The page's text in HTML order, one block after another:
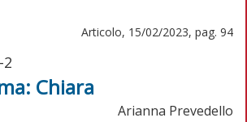
Articolo, 15/02/2023, pag. 94
Chiara
Arianna Prevedello